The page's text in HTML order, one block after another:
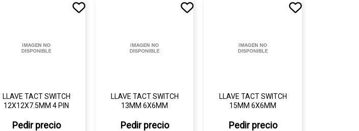
LLAVE TACT SWITCH
12X12X7.5MM 4 PIN
Pedir precio
LLAVE TACT SWITCH
13MM 6X6MM
Pedir precio
LLAVE TACT SWITCH
15MM 6X6MM
Pedir precio